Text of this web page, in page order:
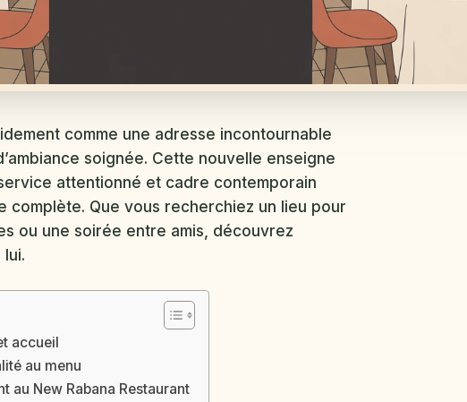
comme une adresse incontournable
soignée. Cette nouvelle enseigne
attentionné et cadre contemporain
Que vous recherchiez un lieu pour
ou une soirée entre amis, découvrez
accueil
au menu
au New Rabana Restaurant